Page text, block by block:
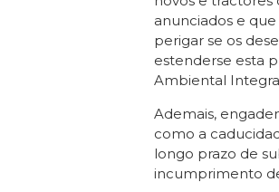
anunciados e
perigar se os
estenderse esta
Ambiental
Ademais,
como a
longo prazo de
incumprimento